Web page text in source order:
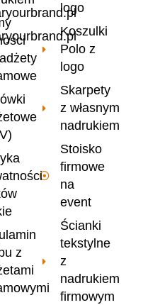
logo
Koszulki
Polo z
logo
Skarpety
z własnym
nadrukiem
Stoisko
firmowe
na
event
Ścianki
tekstylne
z
nadrukiem
firmowym
z